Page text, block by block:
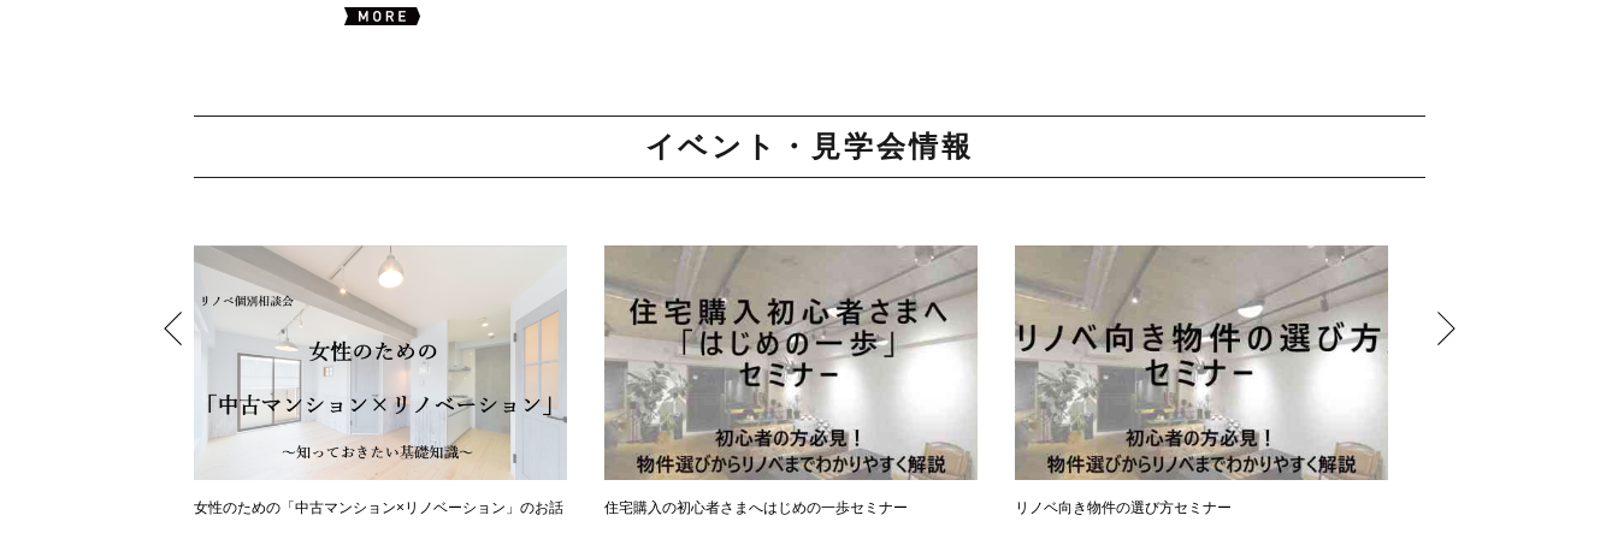
イベント・見学会情報
女性のための「中古マンション×リノベーション」のお話 住宅購入の初心者さまへはじめの一歩セミナー リノベ向き物件の選び方セミナー